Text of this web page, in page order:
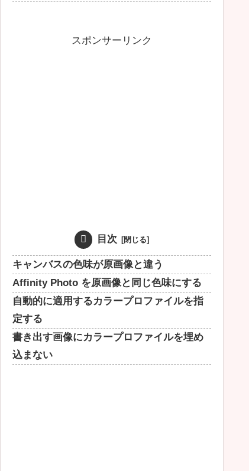
スポンサーリンク
目次
キャンバスの色味が原画像と違う
Affinity Photo を原画像と同じ色味にする
自動的に適用するカラープロファイルを指
定する
書き出す画像にカラープロファイルを埋め
込まない